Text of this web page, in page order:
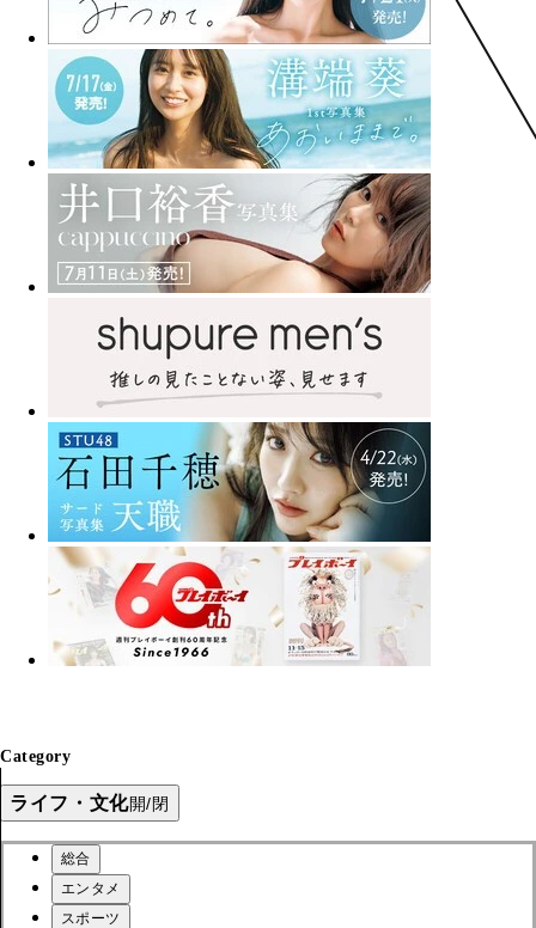
Category
ライフ・文化開/閉
総合
エンタメ
スポーツ